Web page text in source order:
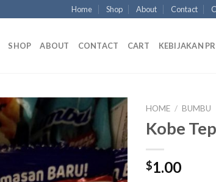
Home Shop About Contact
SHOP ABOUT CONTACT CART KEBIJAKAN
HOME / BUMBU
Kobe
$1.00